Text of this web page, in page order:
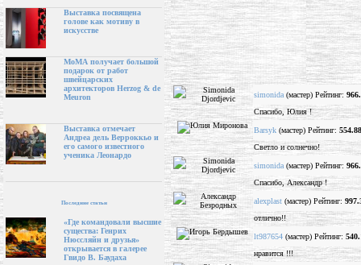
Выставка посвящена
голове как мотиву в
искусстве
МоМА получает большой
подарок от работ
швейцарских
архитекторов Herzog & de
Meuron
Выставка отмечает
Андреа дель Верроккьо и
его самого известного
ученика Леонардо
Последние статьи
«Где командовали высшие
существа: Генрих
Нюссляйн и друзья»
открывается в галерее
Гвидо В. Баудаха
simonida (мастер) Рейтинг:
Спасибо, Юлия !
Barsyk (мастер) Рейтинг: 554.88
Светло и солнечно!
simonida (мастер) Рейтинг:
Спасибо, Александр !
alexplast (мастер) Рейтинг:
отлично!!
lt987654 (мастер) Рейтинг:
нравится !!!